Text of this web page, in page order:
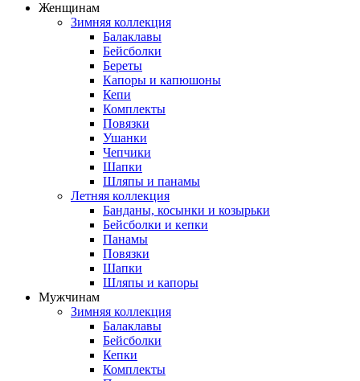
Женщинам
Зимняя коллекция
Балаклавы
Бейсболки
Береты
Капоры и капюшоны
Кепи
Комплекты
Повязки
Ушанки
Чепчики
Шапки
Шляпы и панамы
Летняя коллекция
Банданы, косынки и козырьки
Бейсболки и кепки
Панамы
Повязки
Шапки
Шляпы и капоры
Мужчинам
Зимняя коллекция
Балаклавы
Бейсболки
Кепки
Комплекты